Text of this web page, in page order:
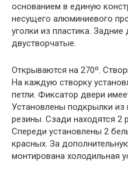
основанием в единую
несущего алюминиевого
уголки из пластика.
двустворчатые.
Открываются на 270º.
На каждую створку
петли. Фиксатор двери
Установлены подкрылки из
резины. Сзади находятся 2
Спереди установлены 2
красных. За
монтирована холодильная